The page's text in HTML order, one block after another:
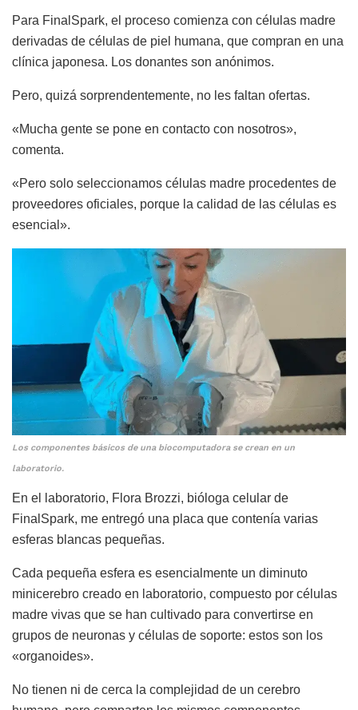
Para FinalSpark, el proceso comienza con células madre
derivadas de células de piel humana, que compran en una
clínica japonesa. Los donantes son anónimos.
Pero, quizá sorprendentemente, no les faltan ofertas.
«Mucha gente se pone en contacto con nosotros»,
comenta.
«Pero solo seleccionamos células madre procedentes de
proveedores oficiales, porque la calidad de las células es
esencial».
Los componentes básicos de una biocomputadora se crean en un
laboratorio.
En el laboratorio, Flora Brozzi, bióloga celular de
FinalSpark, me entregó una placa que contenía varias
esferas blancas pequeñas.
Cada pequeña esfera es esencialmente un diminuto
minicerebro creado en laboratorio, compuesto por células
madre vivas que se han cultivado para convertirse en
grupos de neuronas y células de soporte: estos son los
«organoides».
No tienen ni de cerca la complejidad de un cerebro